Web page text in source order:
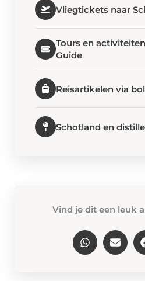
Vliegtickets naar
Tours en
Guide
Reisartikelen via
Schotland en
Vind je dit een leuk